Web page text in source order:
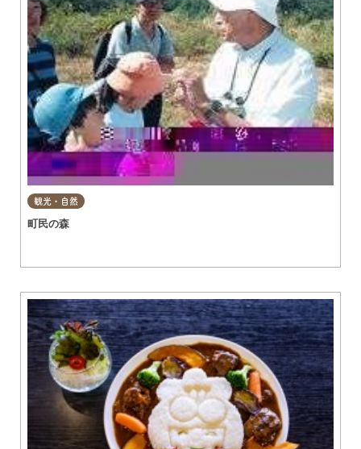
常滑市
半田市
武豊町
美浜町
南知多町
ショップ
住まい・暮らし
習い事・趣味
宿泊
観光・自然
観光・自然
町民の森